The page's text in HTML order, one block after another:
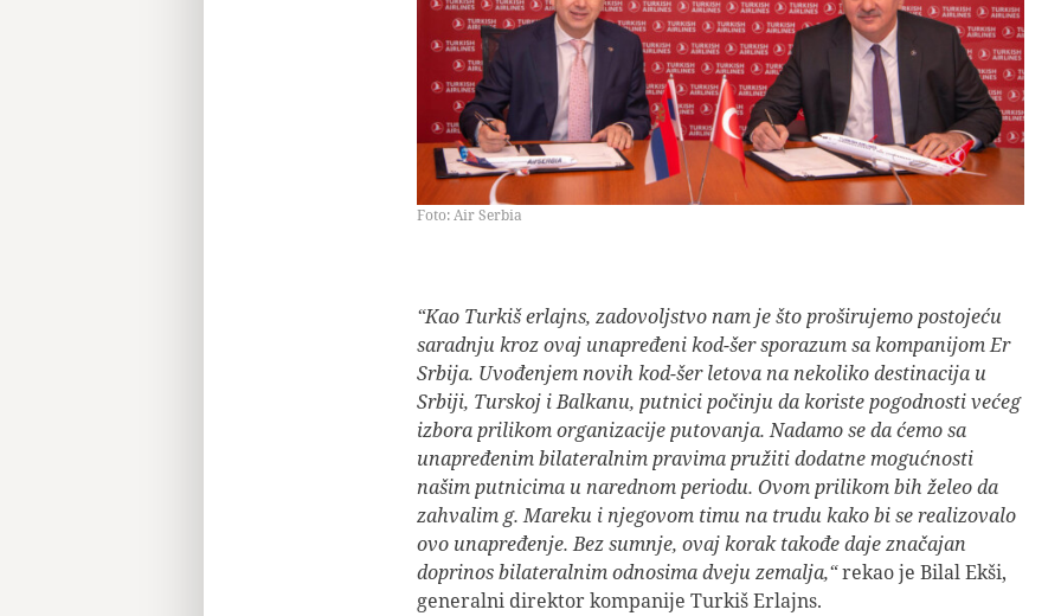
Foto: Air Serbia
“Kao Turkiš erlajns, zadovoljstvo nam je što proširujemo postojeću
saradnju kroz ovaj unapređeni kod-šer sporazum sa kompanijom Er
Srbija. Uvođenjem novih kod-šer letova na nekoliko destinacija u
Srbiji, Turskoj i Balkanu, putnici počinju da koriste pogodnosti većeg
izbora prilikom organizacije putovanja. Nadamo se da ćemo sa
unapređenim bilateralnim pravima pružiti dodatne mogućnosti
našim putnicima u narednom periodu. Ovom prilikom bih želeo da
zahvalim g. Mareku i njegovom timu na trudu kako bi se realizovalo
ovo unapređenje. Bez sumnje, ovaj korak takođe daje značajan
doprinos bilateralnim odnosima dveju zemalja,“rekao je Bilal Ekši,
generalni direktor kompanije Turkiš Erlajns.